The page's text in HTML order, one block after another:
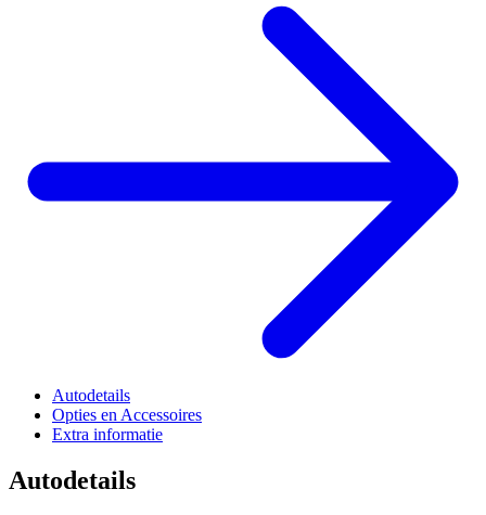
Autodetails
Opties en Accessoires
Extra informatie
Autodetails